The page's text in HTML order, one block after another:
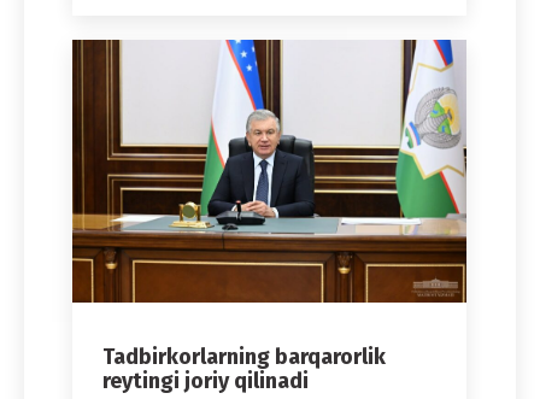
Tadbirkorlarning barqarorlik
reytingi joriy qilinadi